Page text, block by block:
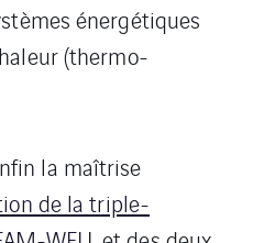
énergétiques
(thermo-
la maîtrise
de la triple-